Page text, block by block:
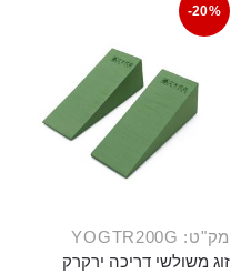
-20%
מק"ט: YOGTR200G
זוג משולשי דריכה ירקרק